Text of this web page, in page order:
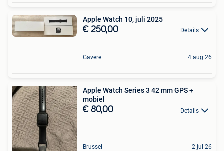
Apple Watch 10, juli 2025
€ 250,00 Details
Gavere 4 aug 26
Apple Watch Series 3 42 mm GPS +
mobiel
€ 80,00 Details
Brussel 2 jul 26